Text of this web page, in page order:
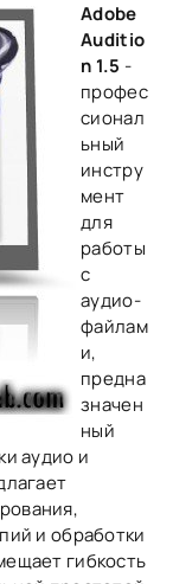
Adobe
Auditio
n 1.5 -
профес
сионал
ьный
инстру
мент
для
работы
с
аудио-
файлам
и,
предна
значен
ный
аудио и
и обработки
гибкость